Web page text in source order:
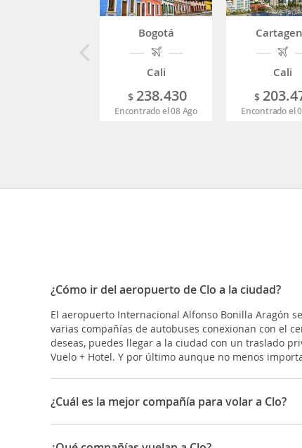
Bogotá
Cali
$ 238.430
Encontrado el 08 Ago
Cali
$
Encontrado el
¿Cómo ir del aeropuerto de Clo a la ciudad?
El aeropuerto Internacional Alfonso Bonilla Aragón
varias compañías de autobuses conexionan con el
deseas, puedes llegar a la ciudad con un traslado
Vuelo + Hotel. Y por último aunque no menos
¿Cuál es la mejor compañía para volar a Clo?
Las mejores compañías para viajar a Cali son: Iberia,